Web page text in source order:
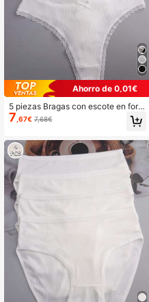
Ahorro de 0,01€
5 piezas Bragas con escote en form
a de moño encantador y con detalle
de encaje sexy para dama, color bla
7 ,67€ 7,68€